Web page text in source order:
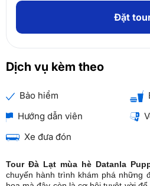
Đặt
Dịch vụ kèm theo
Bảo hiểm
Hướng dẫn viên
Xe đưa đón
Tour Đà Lạt mùa hè Datanla
chuyến hành trình khám phá những